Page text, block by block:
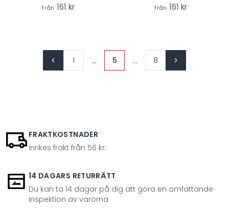
från 161 kr från 161 kr
1 ... 5 ... 8
FRAKTKOSTNADER
Inrikes frakt från 56 kr.
14 DAGARS RETURRÄTT
Du kan ta 14 dagar på dig att göra en omfattande
inspektion av varorna